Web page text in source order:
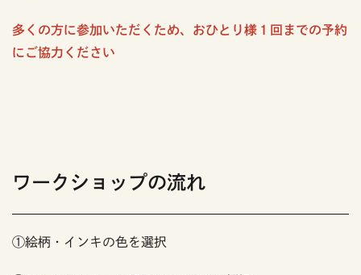
多くの方に参加いただくため、おひとり様１回までの予約
にご協力ください
ワークショップの流れ
①絵柄・インキの色を選択